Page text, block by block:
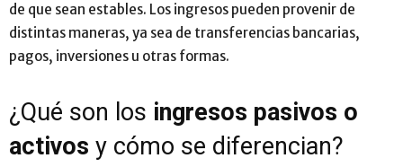
de que sean estables. Los ingresos pueden provenir de
distintas maneras, ya sea de transferencias bancarias,
pagos, inversiones u otras formas.
¿Qué son los ingresos pasivos o
activos y cómo se diferencian?